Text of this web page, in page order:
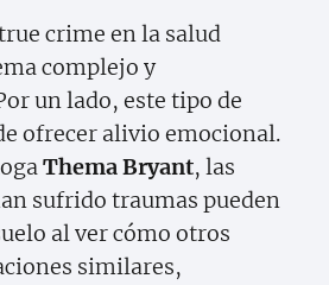
crime en la salud
complejo y
un lado, este tipo de
ofrecer alivio emocional.
Thema Bryant, las
sufrido traumas pueden
al ver cómo otros
similares,